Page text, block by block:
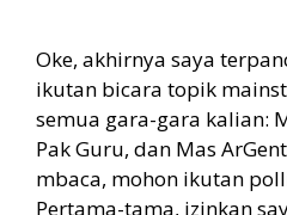
Oke, akhirnya saya
ikutan bicara topik
semua gara-gara kalian:
Pak Guru, dan Mas
mbaca, mohon ikutan
Pertama-tama, izinkan